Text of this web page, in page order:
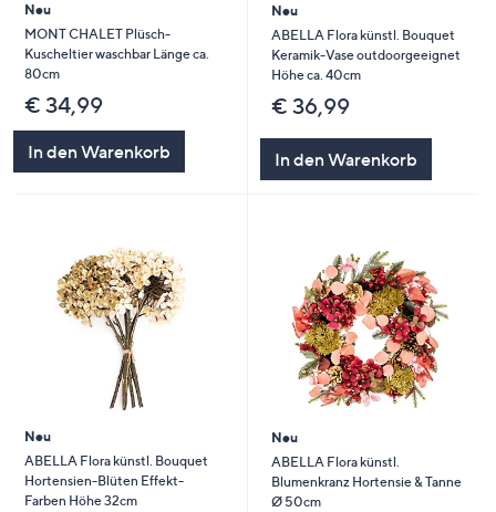
Neu
MONT CHALET Plüsch-
Kuscheltier waschbar Länge ca.
80cm
€ 34,99
In den Warenkorb
Neu
ABELLA Flora künstl. Bouquet
Keramik-Vase outdoorgeeignet
Höhe ca. 40cm
€ 36,99
In den Warenkorb
Neu
ABELLA Flora künstl. Bouquet
Hortensien-Blüten Effekt-
Farben Höhe 32cm
Neu
ABELLA Flora künstl.
Blumenkranz Hortensie & Tanne
Ø 50cm